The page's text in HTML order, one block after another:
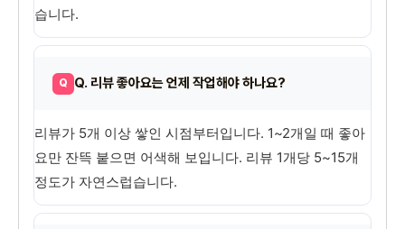
습니다.
Q. 리뷰 좋아요는 언제 작업해야 하나요?
리뷰가 5개 이상 쌓인 시점부터입니다. 1~2개일 때 좋아
요만 잔뜩 붙으면 어색해 보입니다. 리뷰 1개당 5~15개
정도가 자연스럽습니다.